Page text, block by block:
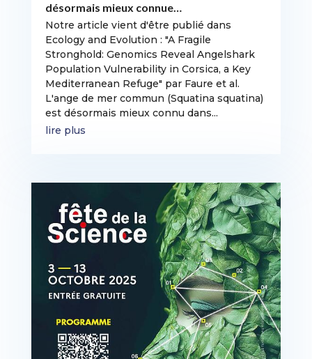
désormais mieux connue…
Notre article vient d'être publié dans
Ecology and Evolution : "A Fragile
Stronghold: Genomics Reveal Angelshark
Population Vulnerability in Corsica, a Key
Mediterranean Refuge" par Faure et al.
L'ange de mer commun (Squatina squatina)
est désormais mieux connu dans...
lire plus